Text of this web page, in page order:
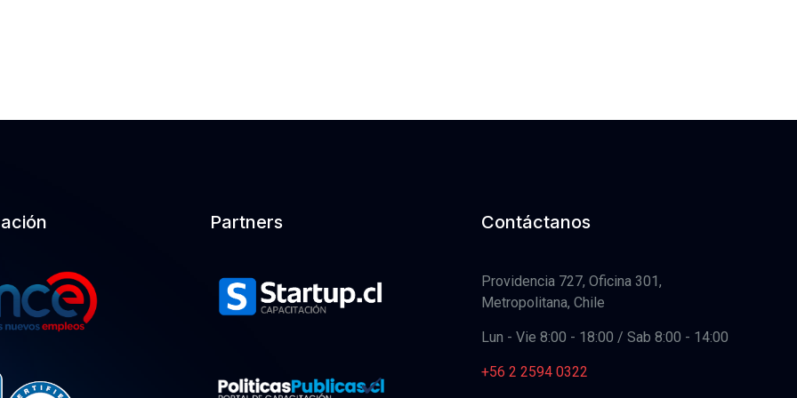
Partners Contáctanos
Providencia 727, Oficina 301,
Metropolitana, Chile
Lun - Vie 8:00 - 18:00 / Sab 8:00 - 14:00
+56 2 2594 0322